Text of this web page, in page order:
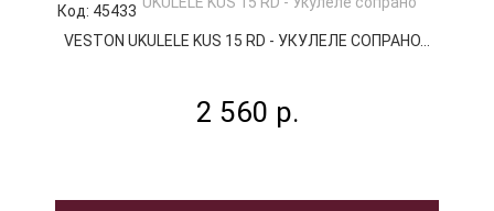
Код: 45433
VESTON UKULELE KUS 15 RD - УКУЛЕЛЕ СОПРАНО...
2 560 р.